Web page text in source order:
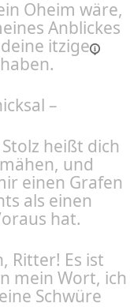
Oheim wäre,
Anblickes
itzige
–
heißt dich
und
einen Grafen
als einen
hat.
Ritter! Es ist
mein Wort, ich
Schwüre